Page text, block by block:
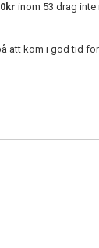
inom 53 drag inte
att kom i god tid